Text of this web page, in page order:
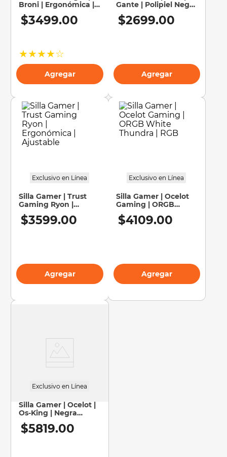
Broni | Ergonómica |
Máximo Confort
$3499.00
★★★★☆
Agregar
Gante | Polipiel Negra
Ergonómica
$2699.00
Agregar
Exclusivo en Línea
Silla Gamer | Trust
Gaming Ryon |
Ergonómica |
Ajustable
$3599.00
Agregar
Exclusivo en Línea
Silla Gamer | Ocelot
Gaming | ORGB
White Thundra | RGB
$4109.00
Agregar
Exclusivo en Línea
Silla Gamer | Ocelot |
Os-King | Negra
OfficeMax
$5819.00
silla